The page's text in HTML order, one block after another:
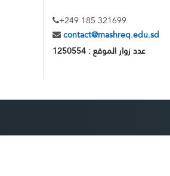
+249 185 321699
contact@mashreq.edu.sd
عدد زوار الموقع : 1250554